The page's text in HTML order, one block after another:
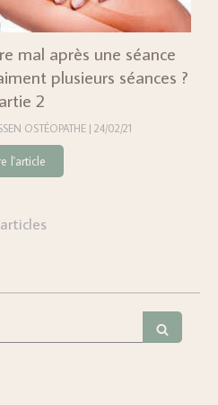
mal après une séance
plusieurs séances ?
2
OSTÉOPATHE 24/02/21
l'article